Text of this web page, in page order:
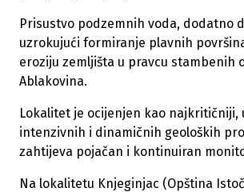
Prisustvo podzemnih voda, dodatno
uzrokujući formiranje plavnih
eroziju zemljišta u pravcu stambenih
Ablakovina.
Lokalitet je ocijenjen kao najkritičniji,
intenzivnih i dinamičnih geoloških
zahtijeva pojačan i kontinuiran
Na lokalitetu Knjeginjac (Opština